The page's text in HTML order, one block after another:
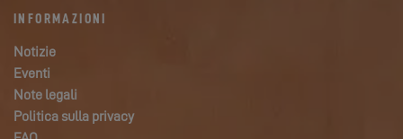
INFORMAZIONI
Notizie
Eventi
Note legali
Politica sulla privacy